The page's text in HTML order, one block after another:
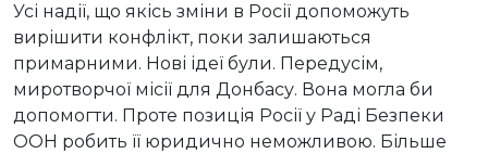
Усі надії, що якісь зміни в Росії допоможуть
вирішити конфлікт, поки залишаються
примарними. Нові ідеї були. Передусім,
миротворчої місії для Донбасу. Вона могла би
допомогти. Проте позиція Росії у Раді Безпеки
ООН робить її юридично неможливою. Більше